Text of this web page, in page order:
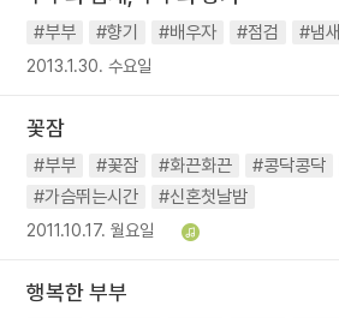
#부부 #향기 #배우자 #점검 #냄새
2013.1.30. 수요일
꽃잠
#부부 #꽃잠 #화끈화끈 #콩닥콩닥
#가슴뛰는시간
#신혼첫날밤
2011.10.17. 월요일
행복한 부부